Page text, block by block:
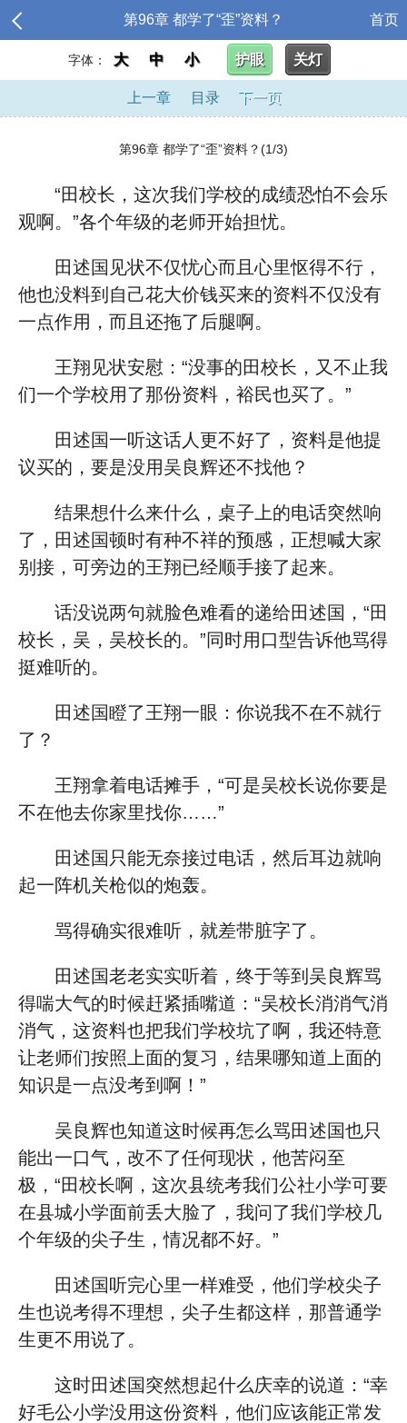
第96章 都学了“歪”资料？ 首页
字体： 大 中 小 护眼 关灯
上一章 目录 下一页
第96章 都学了“歪”资料？(1/3)
“田校长，这次我们学校的成绩恐怕不会乐
观啊。”各个年级的老师开始担忧。
田述国见状不仅忧心而且心里怄得不行，
他也没料到自己花大价钱买来的资料不仅没有
一点作用，而且还拖了后腿啊。
王翔见状安慰：“没事的田校长，又不止我
们一个学校用了那份资料，裕民也买了。”
田述国一听这话人更不好了，资料是他提
议买的，要是没用吴良辉还不找他？
结果想什么来什么，桌子上的电话突然响
了，田述国顿时有种不祥的预感，正想喊大家
别接，可旁边的王翔已经顺手接了起来。
话没说两句就脸色难看的递给田述国，“田
校长，吴，吴校长的。”同时用口型告诉他骂得
挺难听的。
田述国瞪了王翔一眼：你说我不在不就行
了？
王翔拿着电话摊手，“可是吴校长说你要是
不在他去你家里找你……”
田述国只能无奈接过电话，然后耳边就响
起一阵机关枪似的炮轰。
骂得确实很难听，就差带脏字了。
田述国老老实实听着，终于等到吴良辉骂
得喘大气的时候赶紧插嘴道：“吴校长消消气消
消气，这资料也把我们学校坑了啊，我还特意
让老师们按照上面的复习，结果哪知道上面的
知识是一点没考到啊！”
吴良辉也知道这时候再怎么骂田述国也只
能出一口气，改不了任何现状，他苦闷至
极，“田校长啊，这次县统考我们公社小学可要
在县城小学面前丢大脸了，我问了我们学校几
个年级的尖子生，情况都不好。”
田述国听完心里一样难受，他们学校尖子
生也说考得不理想，尖子生都这样，那普通学
生更不用说了。
这时田述国突然想起什么庆幸的说道：“幸
好毛公小学没用这份资料，他们应该能正常发